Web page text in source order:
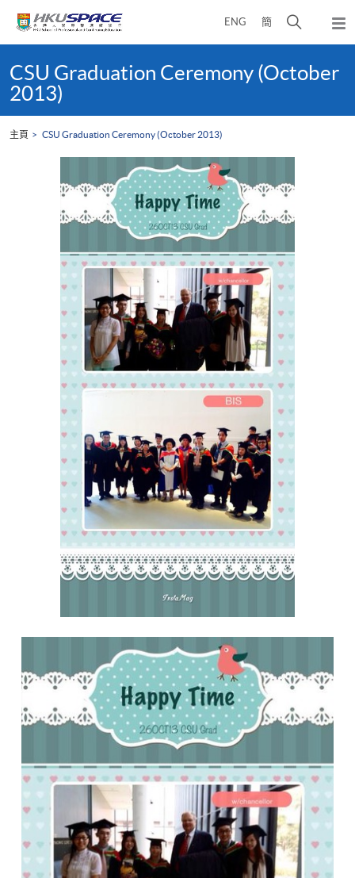
ENG 簡
開
尋
面
彈
出
選
content
startCSU Graduation Ceremony (October
2013)
主頁 CSU Graduation Ceremony (October 2013)